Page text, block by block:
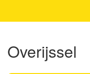
Overijssel